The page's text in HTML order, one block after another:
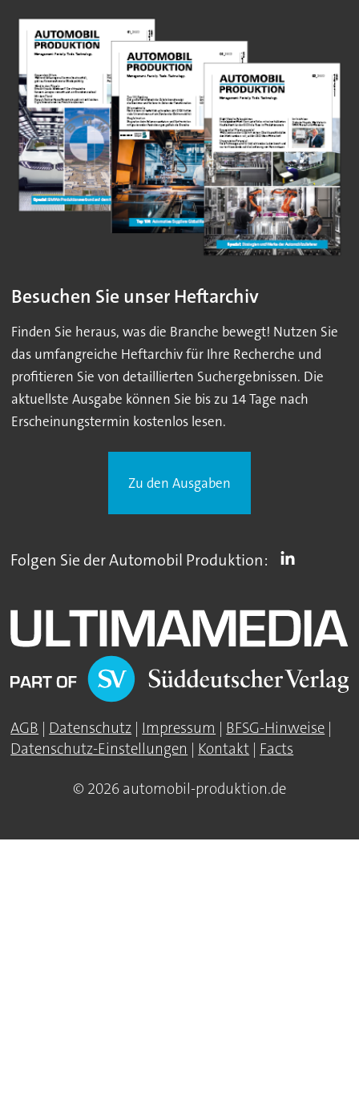
Besuchen Sie unser Heftarchiv
Finden Sie heraus, was die Branche bewegt! Nutzen Sie
das umfangreiche Heftarchiv für Ihre Recherche und
profitieren Sie von detaillierten Suchergebnissen. Die
aktuellste Ausgabe können Sie bis zu 14 Tage nach
Erscheinungstermin kostenlos lesen.
Zu den Ausgaben
Folgen Sie der Automobil Produktion:
AGB | Datenschutz | Impressum | BFSG-Hinweise |
Datenschutz-Einstellungen | Kontakt | Facts
© 2026 automobil-produktion.de